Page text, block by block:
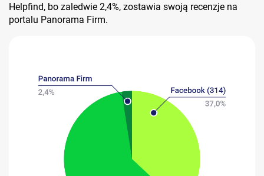
Helpfind, bo zaledwie 2,4%, zostawia swoją recenzje na
portalu Panorama Firm.